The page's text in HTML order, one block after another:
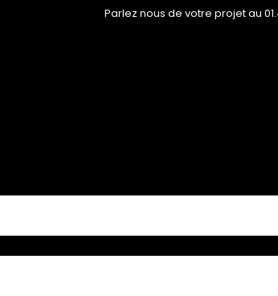
Parlez nous de votre projet au